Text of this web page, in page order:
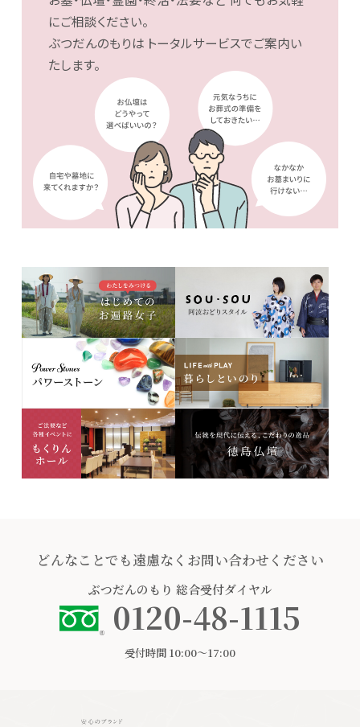
にご相談ください。
ぶつだんのもりは トータルサービスでご案内い
たします。
どんなことでも遠慮なくお問い合わせください
ぶつだんのもり 総合受付ダイヤル
0120-48-1115
受付時間 10:00〜17:00